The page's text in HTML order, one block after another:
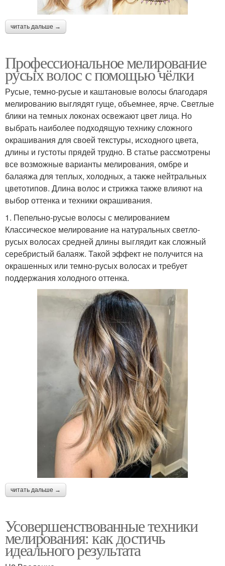
читать дальше →
Профессиональное мелирование
русых волос с помощью чёлки
Русые, темно-русые и каштановые волосы благодаря
мелированию выглядят гуще, объемнее, ярче. Светлые
блики на темных локонах освежают цвет лица. Но
выбрать наиболее подходящую технику сложного
окрашивания для своей текстуры, исходного цвета,
длины и густоты прядей трудно. В статье рассмотрены
все возможные варианты мелирования, омбре и
балаяжа для теплых, холодных, а также нейтральных
цветотипов. Длина волос и стрижка также влияют на
выбор оттенка и техники окрашивания.
1. Пепельно-русые волосы с мелированием
Классическое мелирование на натуральных светло-
русых волосах средней длины выглядит как сложный
серебристый балаяж. Такой эффект не получится на
окрашенных или темно-русых волосах и требует
поддержания холодного оттенка.
читать дальше →
Усовершенствованные техники
мелирования: как достичь
идеального результата